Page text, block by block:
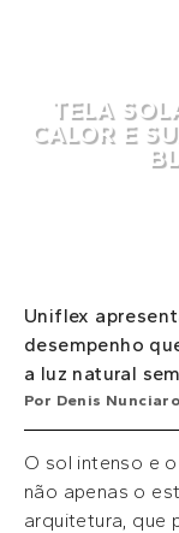
TELA
CALOR E
Uniflex
desempenho
a luz natural
Por Denis
O sol intenso e
não apenas o
arquitetura, que